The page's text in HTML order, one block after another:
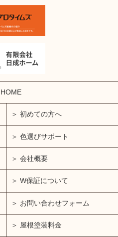
HOME
初めての方へ
色選びサポート
会社概要
W保証について
お問い合わせフォーム
屋根塗装料金